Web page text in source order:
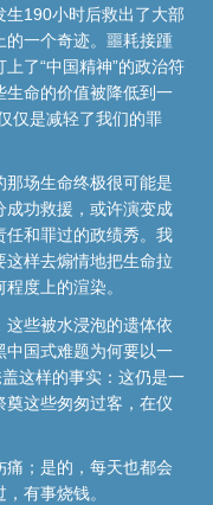
生190小时后救出了大部
的一个奇迹。噩耗接踵
了“中国精神”的政治符
生命的价值被降低到一
仅是减轻了我们的罪
场生命终极很可能是
成功救援，或许演变成
任和罪过的政绩秀。我
样去煽情地把生命拉
度上的渲染。
些被水浸泡的遗体依
中国式难题为何要以一
这样的事实：这仍是一
这些匆匆过客，在仪
；是的，每天也都会
有事烧钱。